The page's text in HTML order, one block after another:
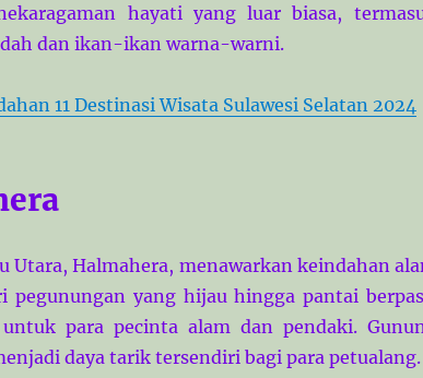
hayati yang luar biasa,
dan ikan-ikan warna-warni.
11 Destinasi Wisata Sulawesi Selatan 2024
Utara, Halmahera, menawarkan keindahan
pegunungan yang hijau hingga pantai
para pecinta alam dan pendaki.
daya tarik tersendiri bagi para petualang.